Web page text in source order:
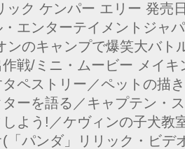
ック ケンパー エリー 発売
・エンターテイメントジャ
ンのキャンプで爆笑大バト
作戦/ミニ・ムービー メイ
タペストリー／ペットの描
ターを語る／キャプテン・
しよう!／ケヴィンの子犬教
(「パンダ」リリック・ビデ